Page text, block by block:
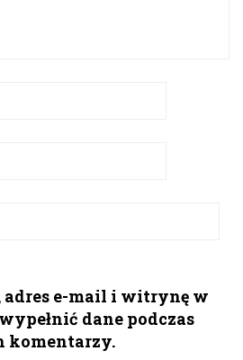
adres e-mail i witrynę w
dane podczas
komentarzy.